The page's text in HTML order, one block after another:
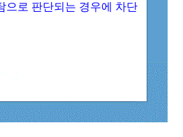
으로 판단되는 경우에 차단